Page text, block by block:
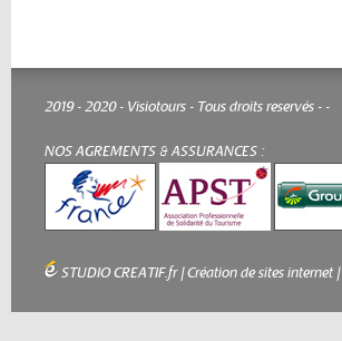
2019 - 2020 - Visiotours - Tous droits reservés - -
NOS AGREMENTS & ASSURANCES :
STUDIO CREATIF.fr|Création de sites internet |